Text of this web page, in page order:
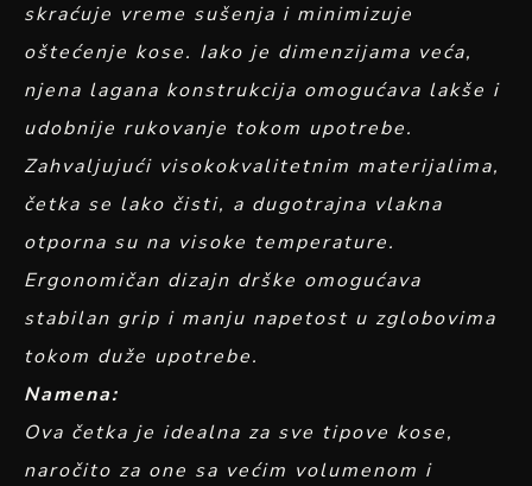
skraćuje vreme sušenja i minimizuje
oštećenje kose. Iako je dimenzijama veća,
njena lagana konstrukcija omogućava lakše i
udobnije rukovanje tokom upotrebe.
Zahvaljujući visokokvalitetnim materijalima,
četka se lako čisti, a dugotrajna vlakna
otporna su na visoke temperature.
Ergonomičan dizajn drške omogućava
stabilan grip i manju napetost u zglobovima
tokom duže upotrebe.
Namena:
Ova četka je idealna za sve tipove kose,
naročito za one sa većim volumenom i